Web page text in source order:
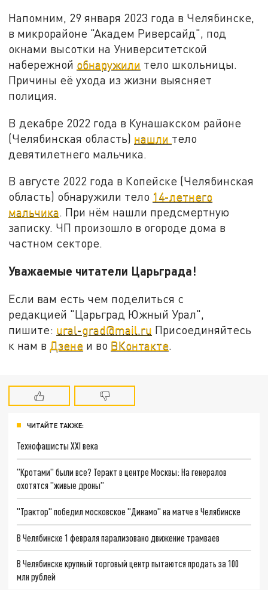
Напомним, 29 января 2023 года в Челябинске,
в микрорайоне "Академ Риверсайд", под
окнами высотки на Университетской
набережной обнаружили тело школьницы.
Причины её ухода из жизни выясняет
полиция.
В декабре 2022 года в Кунашакском районе
(Челябинская область) нашли тело
девятилетнего мальчика.
В августе 2022 года в Копейске (Челябинская
область) обнаружили тело 14-летнего
мальчика. При нём нашли предсмертную
записку. ЧП произошло в огороде дома в
частном секторе.
Уважаемые читатели Царьграда!
Если вам есть чем поделиться с
редакцией "Царьград Южный Урал",
пишите: ural-grad@mail.ru Присоединяйтесь
к нам в Дзене и во ВКонтакте.
ЧИТАЙТЕ ТАКЖЕ:
Технофашисты XXI века
"Кротами" были все? Теракт в центре Москвы: На генералов
охотятся "живые дроны"
"Трактор" победил московское "Динамо" на матче в Челябинске
В Челябинске 1 февраля парализовано движение трамваев
В Челябинске крупный торговый центр пытаются продать за 100
млн рублей